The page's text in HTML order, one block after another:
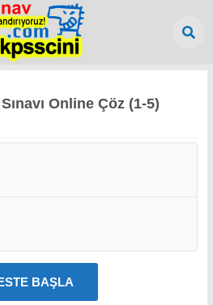
Online Çöz (1-5)
BAŞLA